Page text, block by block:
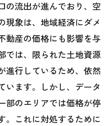
の流出が進んでおり、空
現象は、地域経済にダメ
動産の価格にも影響を与
では、限られた土地資源
進行しているため、依然
います。しかし、データ
部のエリアでは価格が停
。これに対処するために